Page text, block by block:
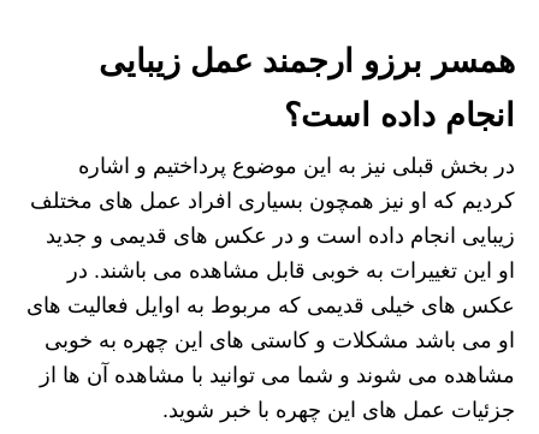
همسر برزو ارجمند عمل زیبایی
انجام داده است؟
در بخش قبلی نیز به این موضوع پرداختیم و اشاره
کردیم که او نیز همچون بسیاری افراد عمل های مختلف
زیبایی انجام داده است و در عکس های قدیمی و جدید
او این تغییرات به خوبی قابل مشاهده می باشند. در
عکس های خیلی قدیمی که مربوط به اوایل فعالیت های
او می باشد مشکلات و کاستی های این چهره به خوبی
مشاهده می شوند و شما می توانید با مشاهده آن ها از
جزئیات عمل های این چهره با خبر شوید.